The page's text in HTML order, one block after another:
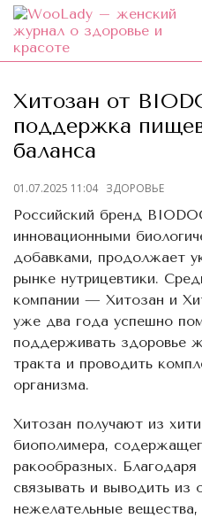
Хитозан от
поддержка
баланса
01.07.2025 11:04 ЗДОРОВЬЕ
Российский бренд
инновационными
добавками, продолжает
рынке нутрицевтики.
компании — Хитозан и
уже два года успешно
поддерживать здоровье
тракта и проводить
организма.
Хитозан получают из
биополимера,
ракообразных.
связывать и выводить из
нежелательные